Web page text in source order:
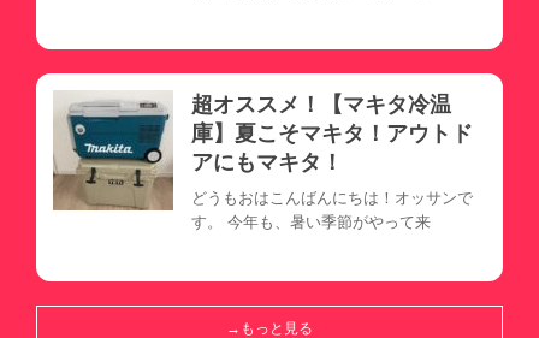
超オススメ！【マキタ冷温
庫】夏こそマキタ！アウトド
アにもマキタ！
どうもおはこんばんにちは！オッサンで
す。 今年も、暑い季節がやって来
→もっと見る